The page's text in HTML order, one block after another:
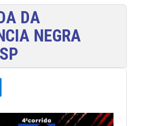
DA
NEGRA